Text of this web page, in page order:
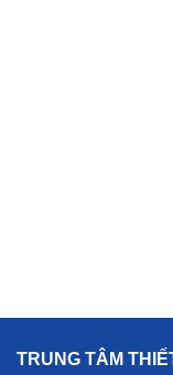
TRUNG TÂM